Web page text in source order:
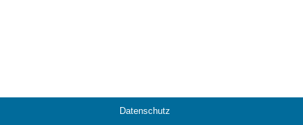
Datenschutz